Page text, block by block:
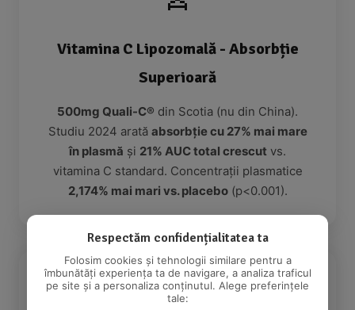
Vitamina C Lipozomală - Absorbție
Superioară
500mg Quali-C® din Scotia (nu din China).
Studiu 2024 arată absorbție cu 27% mai mare
în plasmă și 21% AUC total crescut vs.
vitamina C standard. Concentrații plasmatice
2,174% mai mari vs. placebo(p<0.001).
Respectăm confidențialitatea ta
Folosim cookies și tehnologii similare pentru a
îmbunătăți experiența ta de navigare, a analiza traficul
pe site și a personaliza conținutul. Alege preferințele
tale: